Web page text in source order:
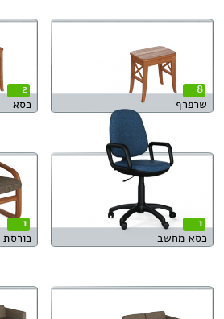
8
שרפרף
2
כסא
1
כסא מחשב
1
כורסת